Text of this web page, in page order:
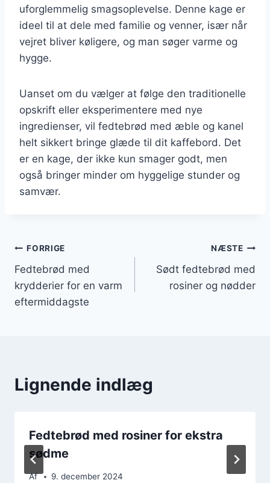
uforglemmelig smagsoplevelse. Denne kage er
ideel til at dele med familie og venner, især når
vejret bliver køligere, og man søger varme og
hygge.
Uanset om du vælger at følge den traditionelle
opskrift eller eksperimentere med nye
ingredienser, vil fedtebrød med æble og kanel
helt sikkert bringe glæde til dit kaffebord. Det
er en kage, der ikke kun smager godt, men
også bringer minder om hyggelige stunder og
samvær.
Indlægsnavigation
FORRIGE
Fedtebrød med
krydderier for en varm
eftermiddagste
NÆSTE
Sødt fedtebrød med
rosiner og nødder
Lignende indlæg
Fedtebrød med rosiner for ekstra
sødme
Af 9. december 2024